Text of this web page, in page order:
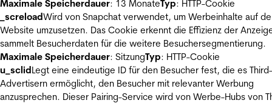
Maximale Speicherdauer: 13 MonateTyp: HTTP-Cookie
_screloadWird von Snapchat verwendet, um Werbeinhalte auf
Website umzusetzen. Das Cookie erkennt die Effizienz der
sammelt Besucherdaten für die weitere Besuchersegmentierung.
Maximale Speicherdauer: SitzungTyp: HTTP-Cookie
u_sclidLegt eine eindeutige ID für den Besucher fest, die es
Advertisern ermöglicht, den Besucher mit relevanter Werbung
anzusprechen. Dieser Pairing-Service wird von Werbe-Hubs von